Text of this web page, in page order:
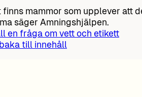
finns mammor som upplever att
säger Amningshjälpen.
en fråga om vett och etikett
till innehåll